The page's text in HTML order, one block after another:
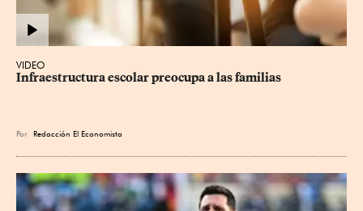
VIDEO
Infraestructura escolar preocupa a las familias
Por Redacción El Economista